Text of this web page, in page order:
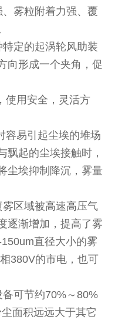
雾粒附着力强、覆
定的起涡轮风助装
向形成一个夹角，促
使用安全，灵活方
容易引起尘埃的堆场
飘起的尘埃接触时，
尘埃抑制降沉，雾量
区域被高速高压气
逐渐增加，提高了雾
直径大小的雾
380V的市电，也可
可节约70%～80%
面积远远大于其它